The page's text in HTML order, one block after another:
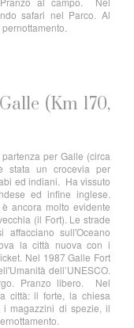
safari nel Parco. Al
(Km 170,
per Galle (circa
stata un crocevia per
ed indiani. Ha vissuto
ed infine inglese.
ancora molto evidente
(il Fort). Le strade
sull'Oceano
la città nuova con i
Nel 1987 Galle Fort
dell’UNESCO.
Pranzo libero. Nel
città: il forte, la chiesa
i magazzini di spezie, il